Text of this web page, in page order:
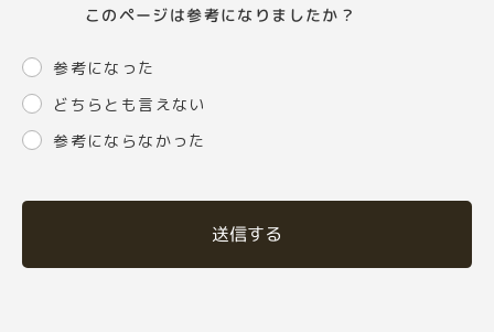
このページは参考になりましたか？
参考になった
どちらとも言えない
参考にならなかった
送信する